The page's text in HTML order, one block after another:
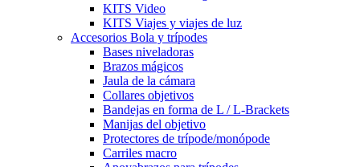
KITS Video
KITS Viajes y viajes de luz
Accesorios Bola y trípodes
Bases niveladoras
Brazos mágicos
Jaula de la cámara
Collares objetivos
Bandejas en forma de L / L-Brackets
Manijas del objetivo
Protectores de trípode/monópode
Carriles macro